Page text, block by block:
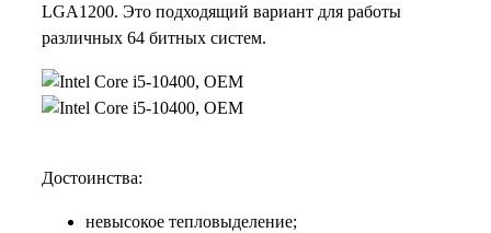
LGA1200. Это подходящий вариант для работы
различных 64 битных систем.
Достоинства:
невысокое тепловыделение;